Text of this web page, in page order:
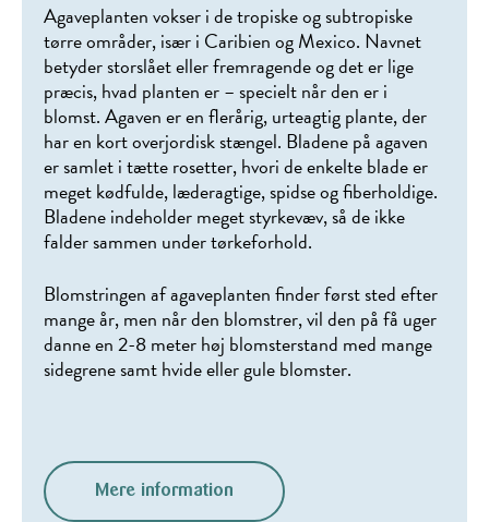
Agaveplanten vokser i de tropiske og subtropiske
tørre områder, især i Caribien og Mexico. Navnet
betyder storslået eller fremragende og det er lige
præcis, hvad planten er – specielt når den er i
blomst. Agaven er en flerårig, urteagtig plante, der
har en kort overjordisk stængel. Bladene på agaven
er samlet i tætte rosetter, hvori de enkelte blade er
meget kødfulde, læderagtige, spidse og fiberholdige.
Bladene indeholder meget styrkevæv, så de ikke
falder sammen under tørkeforhold.
Blomstringen af agaveplanten finder først sted efter
mange år, men når den blomstrer, vil den på få uger
danne en 2-8 meter høj blomsterstand med mange
sidegrene samt hvide eller gule blomster.
Mere information